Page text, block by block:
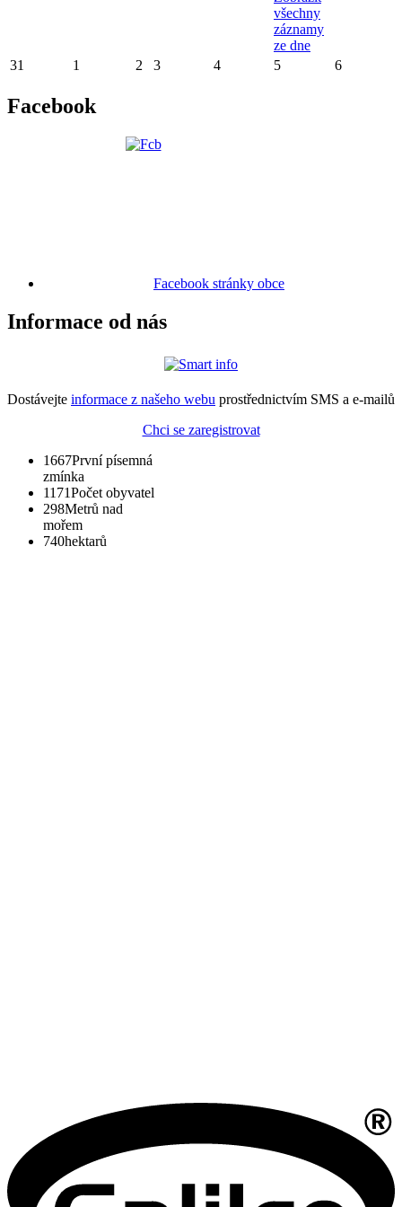
všechny
záznamy
ze dne
31 1 2 3 4 5 6
Facebook
Facebook stránky obce
Informace od nás
Dostávejte informace z našeho webu prostřednictvím SMS a e-mailů
Chci se zaregistrovat
1667První písemná
zmínka
1171Počet obyvatel
298Metrů nad
mořem
740hektarů